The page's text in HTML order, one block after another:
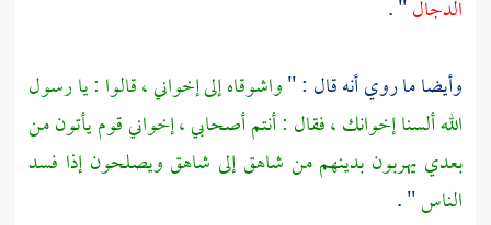
الدجال" .
وأيضا ما روي أنه قال : "واشوقاه إلى إخواني ، قالوا : يا رسول
الله ألسنا إخوانك ، فقال : أنتم أصحابي ، إخواني قوم يأتون من
بعدي يهربون بدينهم من شاهق إلى شاهق ويصلحون إذا فسد
الناس" .